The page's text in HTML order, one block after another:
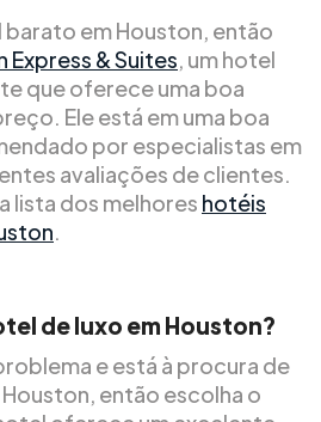
em Houston, então
Express & Suites, um hotel
que oferece uma boa
Ele está em uma boa
por especialistas em
avaliações de clientes.
lista dos melhores hotéis
.
de luxo em Houston?
e está à procura de
então escolha o